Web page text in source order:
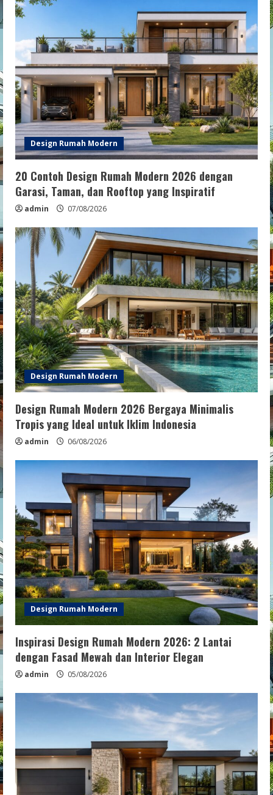
Design Rumah Modern
20 Contoh Design Rumah Modern 2026 dengan
Garasi, Taman, dan Rooftop yang Inspiratif
admin 07/08/2026
Design Rumah Modern
Design Rumah Modern 2026 Bergaya Minimalis
Tropis yang Ideal untuk Iklim Indonesia
admin 06/08/2026
Design Rumah Modern
Inspirasi Design Rumah Modern 2026: 2 Lantai
dengan Fasad Mewah dan Interior Elegan
admin 05/08/2026